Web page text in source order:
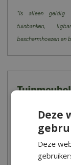
*Is alleen geldig
tuinbanken,
beschermhoezen en
Vanaf het
tuinmeubelshow
parasols,
sfeervol voor
tuinmeubelshow
Deze
Deze